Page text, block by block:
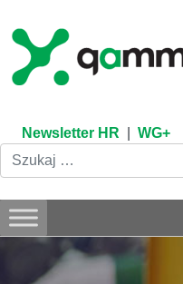
content
Newsletter HR WG+